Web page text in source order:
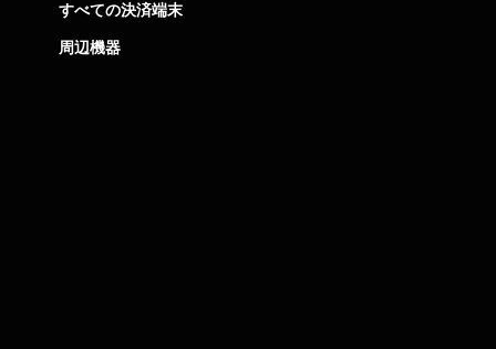
すべての決済端末
周辺機器